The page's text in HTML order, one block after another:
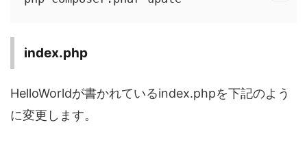
index.php
HelloWorldが書かれているindex.phpを下記のよう
に変更します。